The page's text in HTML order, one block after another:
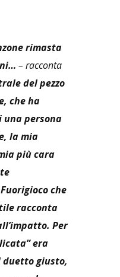
rimasta
– racconta
del pezzo
che ha
persona
la mia
più cara
che
racconta
Per
era
giusto,